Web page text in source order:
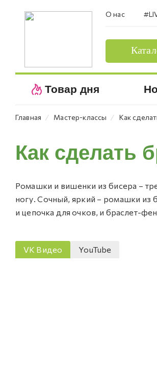
О нас
Товар дня
Главная ⁄ Мастер-классы ⁄ Как
Как сделать
Ромашки и вишенки из бисера –
ногу. Сочный, яркий – ромашки из
и цепочка для очков, и браслет-
VK Видео YouTube